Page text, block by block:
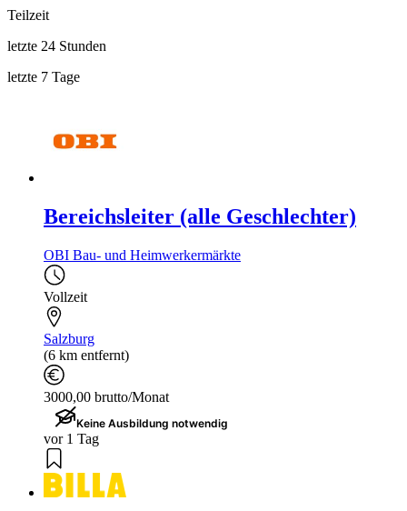
Teilzeit
letzte 24 Stunden
letzte 7 Tage
Bereichsleiter (alle Geschlechter)
OBI Bau- und Heimwerkermärkte
Vollzeit
Salzburg
(6 km entfernt)
3000,00 brutto/Monat
Keine Ausbildung notwendig
vor 1 Tag